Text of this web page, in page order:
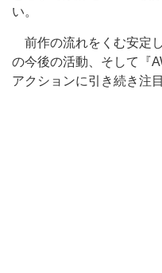
い。
前作の流れをくむ安定
の今後の活動、そして『
アクションに引き続き注